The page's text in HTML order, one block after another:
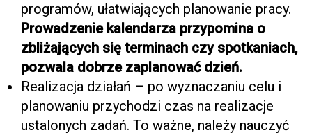
programów, ułatwiających planowanie pracy.
Prowadzenie kalendarza przypomina o
zbliżających się terminach czy spotkaniach,
pozwala dobrze zaplanować dzień.
Realizacja działań – po wyznaczaniu celu i
planowaniu przychodzi czas na realizacje
ustalonych zadań. To ważne, należy nauczyć